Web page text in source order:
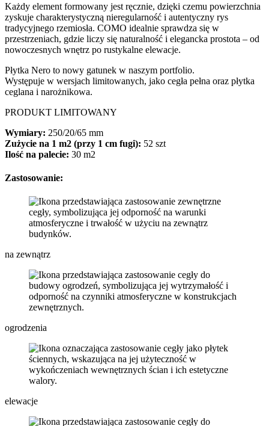
Każdy element formowany jest ręcznie, dzięki czemu powierzchnia
zyskuje charakterystyczną nieregularność i autentyczny rys
tradycyjnego rzemiosła. COMO idealnie sprawdza się w
przestrzeniach, gdzie liczy się naturalność i elegancka prostota – od
nowoczesnych wnętrz po rustykalne elewacje.
Płytka Nero to nowy gatunek w naszym portfolio.
Występuje w wersjach limitowanych, jako cegła pełna oraz płytka
ceglana i narożnikowa.
PRODUKT LIMITOWANY
Wymiary: 250/20/65 mm
Zużycie na 1 m2 (przy 1 cm fugi): 52 szt
Ilość na palecie: 30 m2
Zastosowanie:
na zewnątrz
ogrodzenia
elewacje